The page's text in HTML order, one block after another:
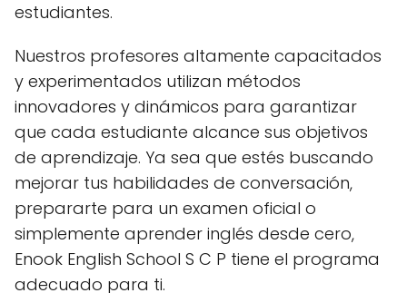
estudiantes.
Nuestros profesores altamente capacitados
y experimentados utilizan métodos
innovadores y dinámicos para garantizar
que cada estudiante alcance sus objetivos
de aprendizaje. Ya sea que estés buscando
mejorar tus habilidades de conversación,
prepararte para un examen oficial o
simplemente aprender inglés desde cero,
Enook English School S C P tiene el programa
adecuado para ti.